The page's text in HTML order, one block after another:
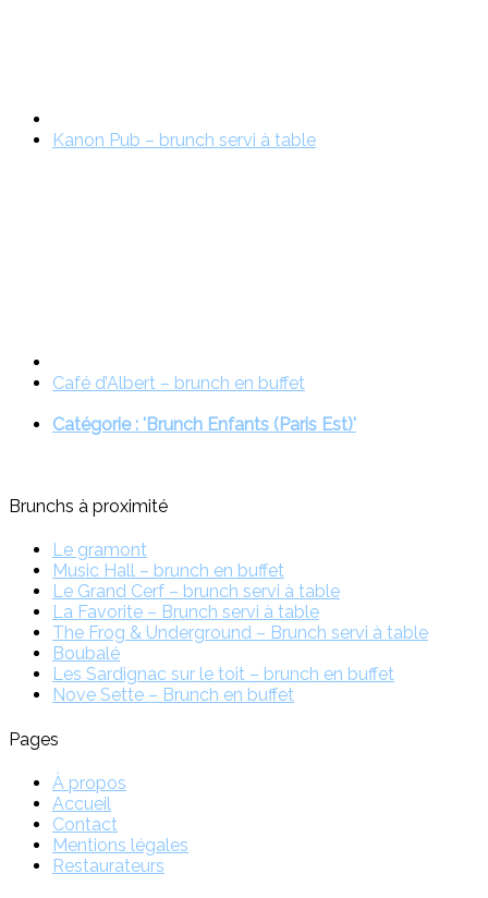
Kanon Pub – brunch servi à table
Café d’Albert – brunch en buffet
Catégorie : 'Brunch Enfants (Paris Est)'
Brunchs à proximité
Le gramont
Music Hall – brunch en buffet
Le Grand Cerf – brunch servi à table
La Favorite – Brunch servi à table
The Frog & Underground – Brunch servi à table
Boubalé
Les Sardignac sur le toit – brunch en buffet
Nove Sette – Brunch en buffet
Pages
À propos
Accueil
Contact
Mentions légales
Restaurateurs